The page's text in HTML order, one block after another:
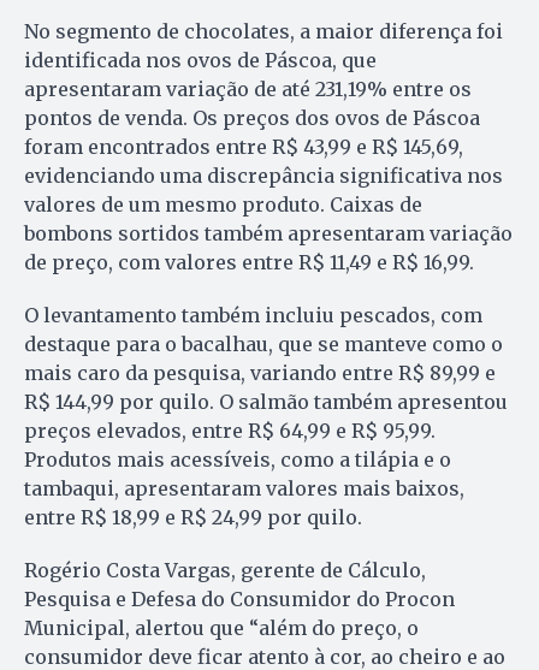
No segmento de chocolates, a maior diferença foi
identificada nos ovos de Páscoa, que
apresentaram variação de até 231,19% entre os
pontos de venda. Os preços dos ovos de Páscoa
foram encontrados entre R$ 43,99 e R$ 145,69,
evidenciando uma discrepância significativa nos
valores de um mesmo produto. Caixas de
bombons sortidos também apresentaram variação
de preço, com valores entre R$ 11,49 e R$ 16,99.
O levantamento também incluiu pescados, com
destaque para o bacalhau, que se manteve como o
mais caro da pesquisa, variando entre R$ 89,99 e
R$ 144,99 por quilo. O salmão também apresentou
preços elevados, entre R$ 64,99 e R$ 95,99.
Produtos mais acessíveis, como a tilápia e o
tambaqui, apresentaram valores mais baixos,
entre R$ 18,99 e R$ 24,99 por quilo.
Rogério Costa Vargas, gerente de Cálculo,
Pesquisa e Defesa do Consumidor do Procon
Municipal, alertou que “além do preço, o
consumidor deve ficar atento à cor, ao cheiro e ao